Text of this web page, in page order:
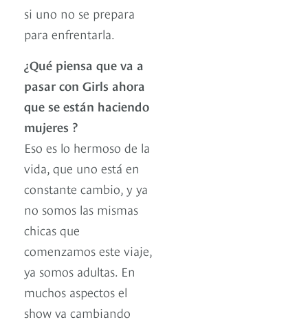
si uno no se prepara
para enfrentarla.
¿Qué piensa que va a
pasar con Girls ahora
que se están haciendo
mujeres ?
Eso es lo hermoso de la
vida, que uno está en
constante cambio, y ya
no somos las mismas
chicas que
comenzamos este viaje,
ya somos adultas. En
muchos aspectos el
show va cambiando